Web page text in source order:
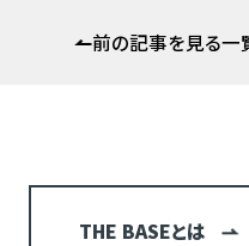
前の記事を見る一
THE BASEとは